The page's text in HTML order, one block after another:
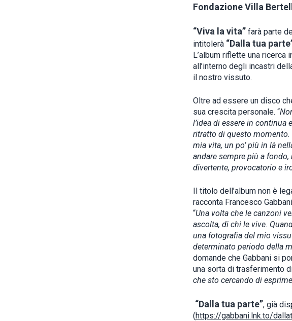
Fondazione Villa
“Viva la vita”farà parte
intitolerà “Dalla tua
L’album riflette una ricerca
all’interno degli incastri
il nostro vissuto.
Oltre ad essere un disco
sua crescita personale. “
l’idea di essere in
ritratto di questo
mia vita, un po’ più in là
andare sempre più a
divertente, provocatorio e
Il titolo dell’album non è
racconta Francesco
“Una volta che le canzoni
ascolta, di chi le vive.
una fotografia del mio
determinato periodo della
domande che Gabbani si
una sorta di trasferimento
che sto cercando di
“Dalla tua parte”, già
(https://gabbani.lnk.to/